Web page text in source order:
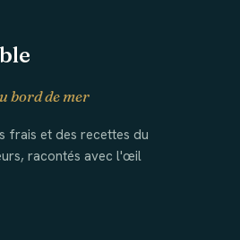
bord de mer
frais et des recettes du
racontés avec l'œil